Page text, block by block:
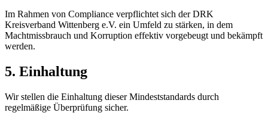
Im Rahmen von Compliance verpflichtet sich der DRK
Kreisverband Wittenberg e.V. ein Umfeld zu stärken, in dem
Machtmissbrauch und Korruption effektiv vorgebeugt und bekämpft
werden.
5. Einhaltung
Wir stellen die Einhaltung dieser Mindeststandards durch
regelmäßige Überprüfung sicher.